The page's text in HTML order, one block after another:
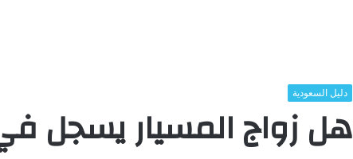
دليل السعودية
هل زواج المسيار يسجل